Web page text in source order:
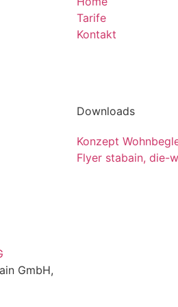
Tarife
Kontakt
Downloads
Konzept
Flyer stabain, die-
GmbH,